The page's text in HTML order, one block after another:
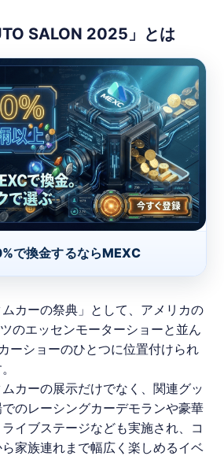
SALON 2025」とは
で換金するならMEXC
ムカーの祭典」として、アメリカの
のエッセンモーターショーと並ん
ーショーのひとつに位置付けられ
カーの展示だけでなく、関連グッ
のレーシングカーデモランや豪華
イブステージなども実施され、コ
家族連れまで幅広く楽しめるイベ